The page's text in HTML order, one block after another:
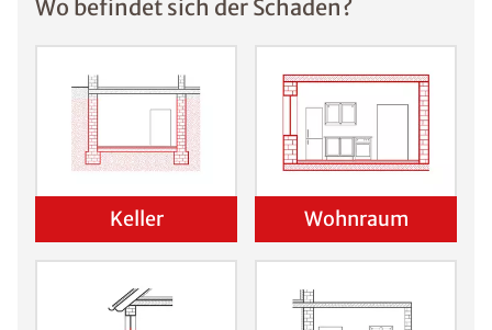
Wo befindet sich der Schaden?
Keller Wohnraum